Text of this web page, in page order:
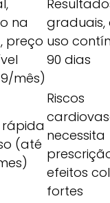
na
preço
mês)
graduais,
uso
90 dias
(até
Riscos
necessita
efeitos
fortes